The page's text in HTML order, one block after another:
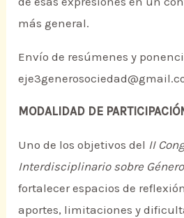
más general.
Envío de resúmenes y
MODALIDAD DE
Uno de los objetivos del II
Interdisciplinario sobre
fortalecer espacios de
aportes, limitaciones y